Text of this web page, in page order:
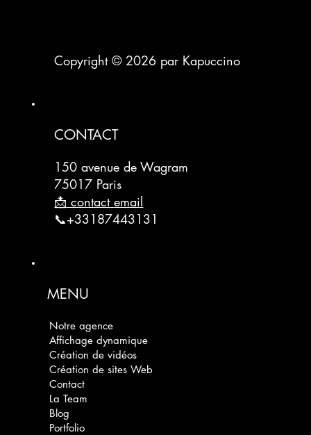
Copyright © 2026 par Kapuccino
CONTACT
150 avenue de Wagram
75017 Paris
📩 contact email
📞+33187443131
MENU
Notre agence
Affichage dynamique
Création de vidéos
Création de sites Web
Contact
La Team
Blog
Portfolio